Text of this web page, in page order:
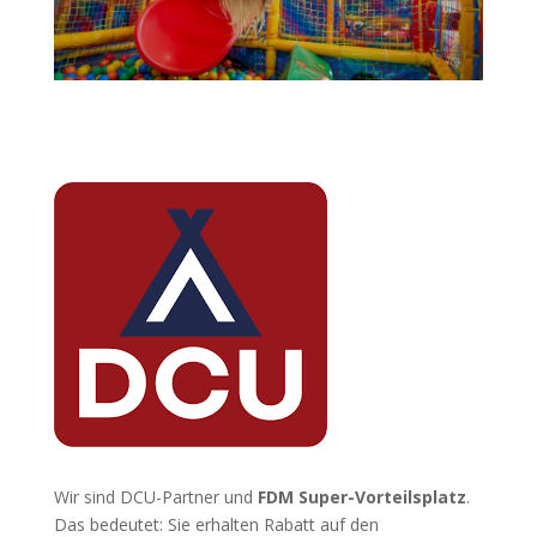
Wir sind DCU-Partner und FDM Super-Vorteilsplatz.
Das bedeutet: Sie erhalten Rabatt auf den